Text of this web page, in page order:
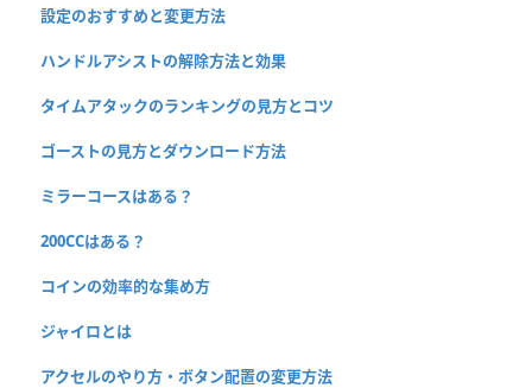
設定のおすすめと変更方法
ハンドルアシストの解除方法と効果
タイムアタックのランキングの見方とコツ
ゴーストの見方とダウンロード方法
ミラーコースはある？
200CCはある？
コインの効率的な集め方
ジャイロとは
アクセルのやり方・ボタン配置の変更方法